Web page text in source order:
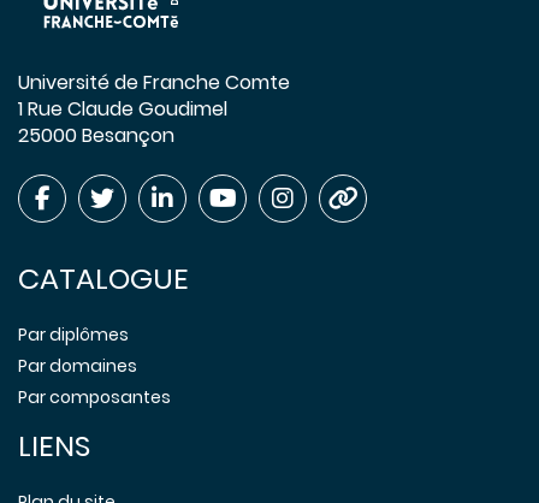
Université de Franche Comte
1 Rue Claude Goudimel
25000 Besançon
CATALOGUE
Par diplômes
Par domaines
Par composantes
LIENS